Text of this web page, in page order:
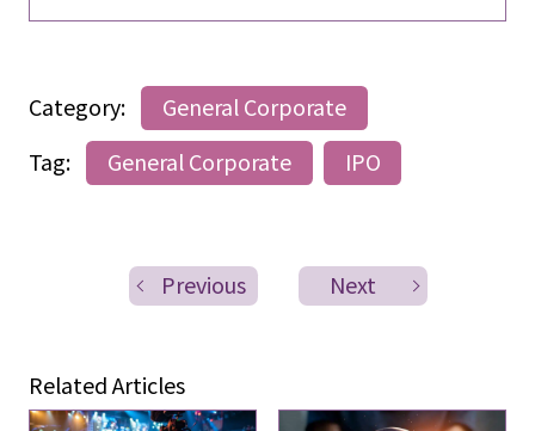
Category:
General Corporate
Tag:
General Corporate IPO
Previous Next
Related Articles